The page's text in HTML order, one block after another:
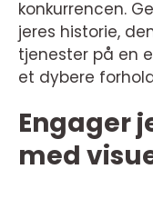
konkurrencen.
jeres historie,
tjenester på en
et dybere
Engager
med